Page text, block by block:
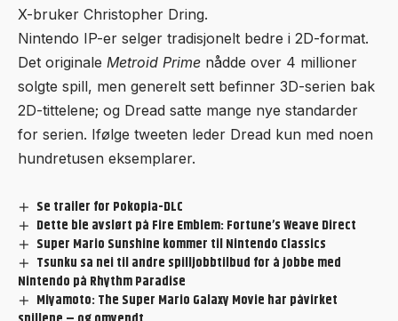
X-bruker Christopher Dring.
Nintendo IP-er selger tradisjonelt bedre i 2D-format.
Det originale Metroid Prime nådde over 4 millioner
solgte spill, men generelt sett befinner 3D-serien bak
2D-tittelene; og Dread satte mange nye standarder
for serien. Ifølge tweeten leder Dread kun med noen
hundretusen eksemplarer.
Se trailer for Pokopia-DLC
Dette ble avslørt på Fire Emblem: Fortune’s Weave Direct
Super Mario Sunshine kommer til Nintendo Classics
Tsunku sa nei til andre spilljobbtilbud for å jobbe med
Nintendo på Rhythm Paradise
Miyamoto: The Super Mario Galaxy Movie har påvirket